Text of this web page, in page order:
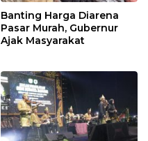
Banting Harga Diarena
Pasar Murah, Gubernur
Ajak Masyarakat